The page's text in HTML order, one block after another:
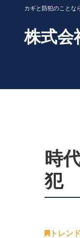
カギと防犯のことな
株式会
時
犯
トレンド